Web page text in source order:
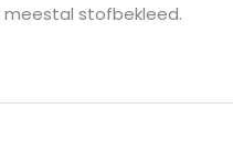
stofbekleed.